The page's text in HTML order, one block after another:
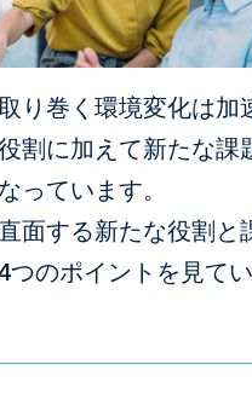
り巻く環境変化は加
割に加えて新たな課
っています。
面する新たな役割と
つのポイントを見て